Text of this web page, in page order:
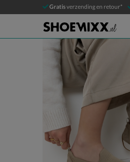
Gratisverzending en retour*
Ara
Instapschoenen
Product media galerij